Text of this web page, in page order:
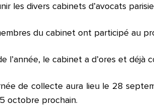
les divers cabinets d’avocats
du cabinet ont participé au
l’année, le cabinet a d’ores et déjà
de collecte aura lieu le 28
octobre prochain.